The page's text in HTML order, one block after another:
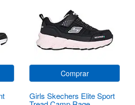
Comprar
Girls Skechers Elite Sport